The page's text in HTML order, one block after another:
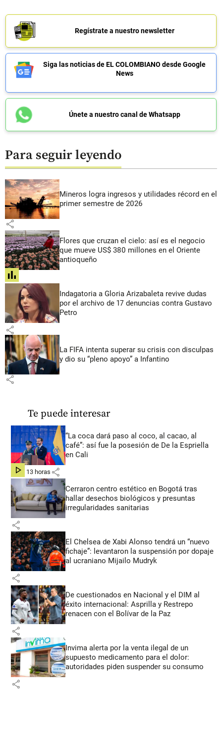
Regístrate a nuestro newsletter
Siga las noticias de EL COLOMBIANO desde Google
News
Únete a nuestro canal de Whatsapp
Para seguir leyendo
Mineros logra ingresos y utilidades récord en el
primer semestre de 2026
share
Flores que cruzan el cielo: así es el negocio
que mueve US$ 380 millones en el Oriente
antioqueño
share
Indagatoria a Gloria Arizabaleta revive dudas
por el archivo de 17 denuncias contra Gustavo
Petro
share
La FIFA intenta superar su crisis con disculpas
y dio su “pleno apoyo” a Infantino
share
Te puede interesar
“La coca dará paso al coco, al cacao, al
café”: así fue la posesión de De la Espriella
en Cali
hace 13 horas share
Cerraron centro estético en Bogotá tras
hallar desechos biológicos y presuntas
irregularidades sanitarias
share
El Chelsea de Xabi Alonso tendrá un “nuevo
fichaje”: levantaron la suspensión por dopaje
al ucraniano Mijailo Mudryk
share
De cuestionados en Nacional y el DIM al
éxito internacional: Asprilla y Restrepo
renacen con el Bolívar de la Paz
share
Invima alerta por la venta ilegal de un
supuesto medicamento para el dolor:
autoridades piden suspender su consumo
share